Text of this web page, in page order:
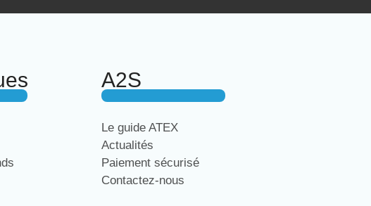
A2S
Le guide ATEX
Actualités
Paiement sécurisé
Contactez-nous